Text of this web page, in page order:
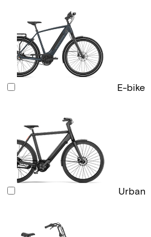
E-bike
Urban